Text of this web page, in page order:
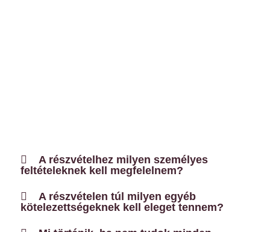
A részvételhez milyen személyes
feltételeknek kell megfelelnem?
A részvételen túl milyen egyéb
kötelezettségeknek kell eleget tennem?